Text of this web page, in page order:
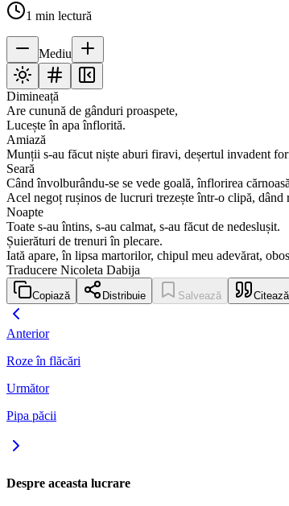
1 min lectură
Mediu
Dimineață
Are cunună de gânduri proaspete,
Lucește în apa înflorită.
Amiază
Munții s-au făcut niște aburi firavi, deșertul invadent
Seară
Când învolburându-se se vede goală, înflorirea
Acel negoț rușinos de lucruri trezește într-o clipă, dând
Noapte
Toate s-au întins, s-au calmat, s-au făcut de nedeslușit.
Șuierături de trenuri în plecare.
Iată apare, în lipsa martorilor, chipul meu adevărat,
Traducere Nicoleta Dabija
Copiază Distribuie Salvează Citează
Anterior
Roze în flăcări
Următor
Pipa păcii
Despre aceasta lucrare